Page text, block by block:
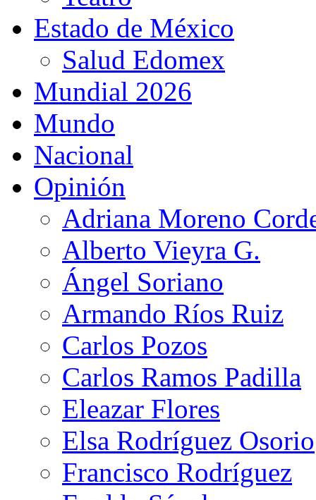
Estado de México
Salud Edomex
Mundial 2026
Mundo
Nacional
Opinión
Adriana Moreno
Alberto Vieyra G.
Ángel Soriano
Armando Ríos Ruiz
Carlos Pozos
Carlos Ramos Padilla
Eleazar Flores
Elsa Rodríguez Osorio
Francisco Rodríguez